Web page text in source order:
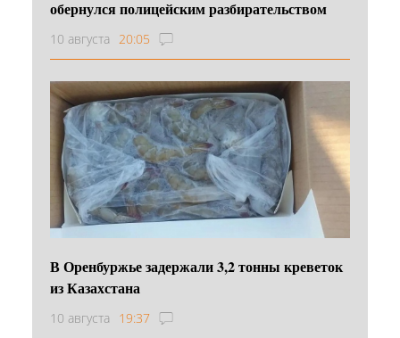
обернулся полицейским разбирательством
10 августа 20:05
В Оренбуржье задержали 3,2 тонны креветок
из Казахстана
10 августа 19:37